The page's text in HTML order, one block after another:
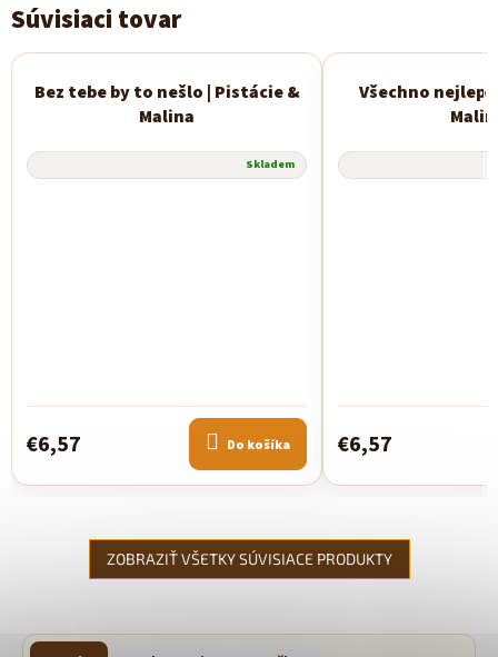
Súvisiaci tovar
Bez tebe by to nešlo | Pistácie &
Malina
Skladem
€6,57 Do košíka
Všechno
€6,57
ZOBRAZIŤ VŠETKY SÚVISIACE PRODUKTY